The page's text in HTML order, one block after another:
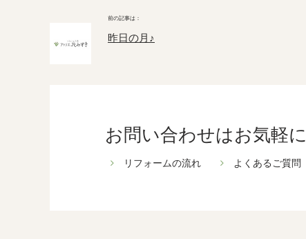
昨日の月♪
お問い合わせはお気軽に
リフォームの流れ よくあるご質問